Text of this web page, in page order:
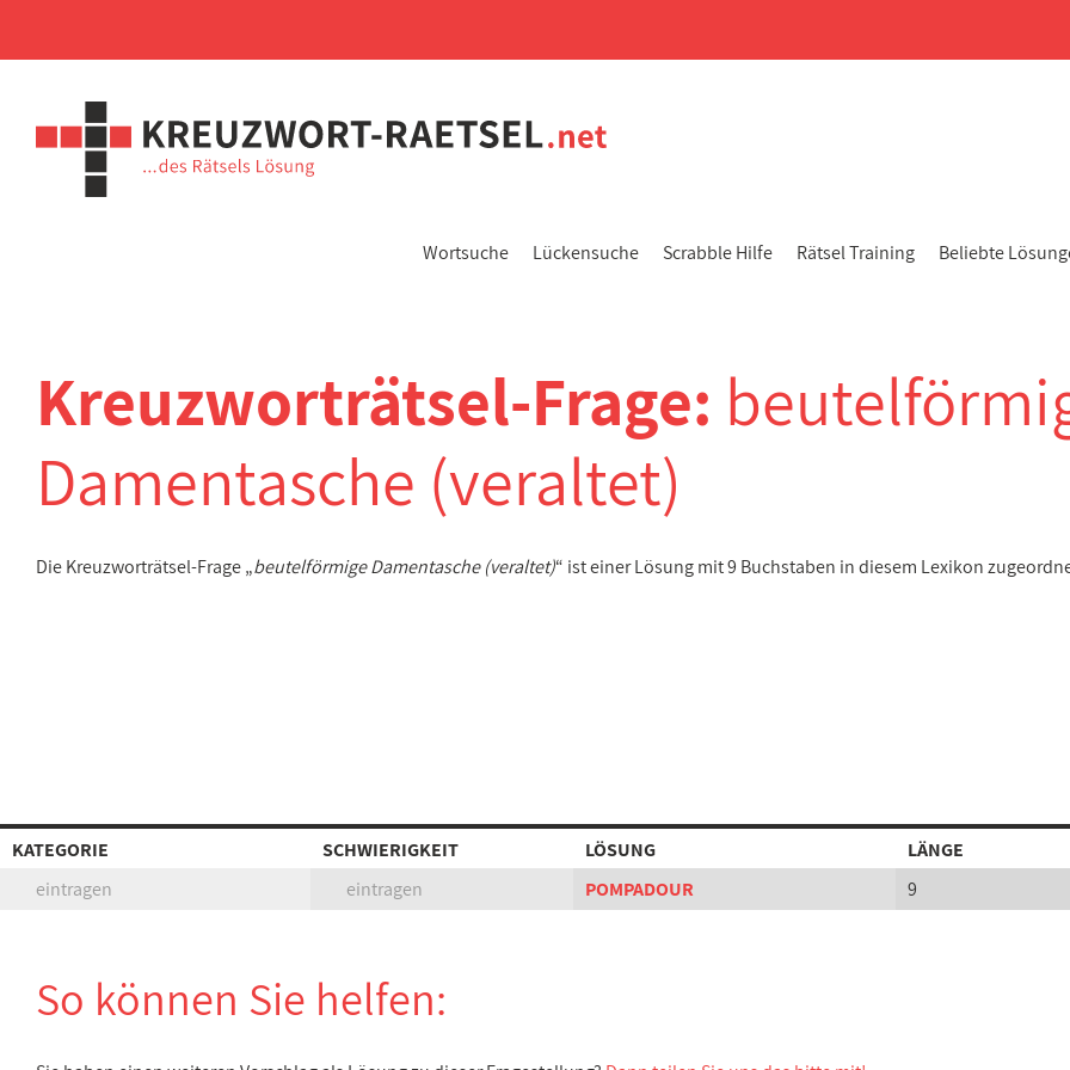
Wortsuche Lückensuche Scrabble Hilfe Rätsel Training Beliebte
Kreuzworträtsel-Frage:
Damentasche (veraltet)
Die Kreuzworträtsel-Frage „beutelförmige Damentasche (veraltet)“ ist einer Lösung mit 9 Buchstaben in diesem Lexikon
KATEGORIE SCHWIERIGKEIT LÖSUNG
LÄNGE
eintragen
eintragen POMPADOUR 9
So können Sie helfen: